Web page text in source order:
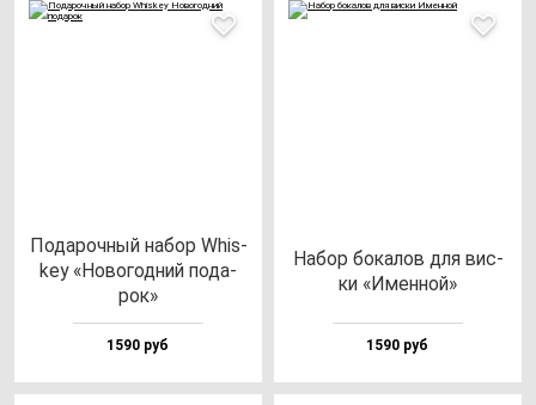
Пода­роч­ный на­бор Whis­
key «Ново­год­ний по­да­
рок»
1590 руб
Набор бо­ка­лов для вис­
ки «Имен­ной»
1590 руб